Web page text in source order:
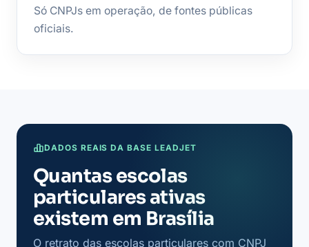
Só CNPJs em operação, de fontes públicas
oficiais.
DADOS REAIS DA BASE LEADJET
Quantas escolas
particulares ativas
existem em Brasília
O retrato das escolas particulares com CNPJ